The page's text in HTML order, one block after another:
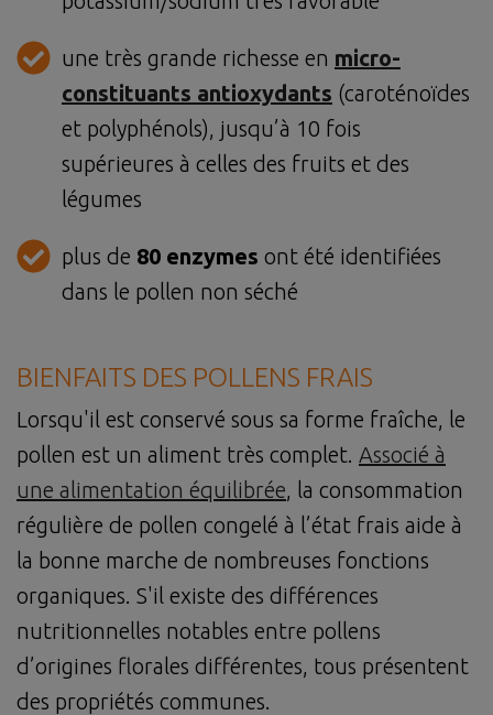
une très grande richesse en micro-
constituants antioxydants (caroténoïdes
et polyphénols), jusqu’à 10 fois
supérieures à celles des fruits et des
légumes
plus de 80 enzymes ont été identifiées
dans le pollen non séché
BIENFAITS DES POLLENS FRAIS
Lorsqu'il est conservé sous sa forme fraîche, le
pollen est un aliment très complet. Associé à
une alimentation équilibrée, la consommation
régulière de pollen congelé à l’état frais aide à
la bonne marche de nombreuses fonctions
organiques. S'il existe des différences
nutritionnelles notables entre pollens
d’origines florales différentes, tous présentent
des propriétés communes.